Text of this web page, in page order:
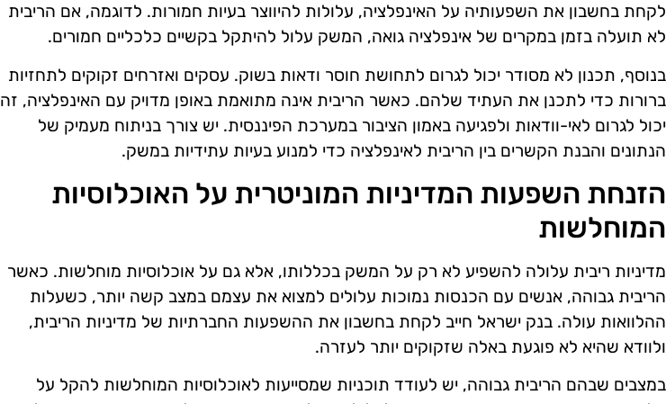
לקחת בחשבון את השפעותיה על האינפלציה, עלולות להיווצר בעיות חמורות. לדוגמה, אם הריבית
לא תועלה בזמן במקרים של אינפלציה גואה, המשק עלול להיתקל בקשיים כלכליים חמורים.
בנוסף, תכנון לא מסודר יכול לגרום לתחושת חוסר ודאות בשוק. עסקים ואזרחים זקוקים לתחזיות
ברורות כדי לתכנן את העתיד שלהם. כאשר הריבית אינה מתואמת באופן מדויק עם האינפלציה, זה
יכול לגרום לאי-וודאות ולפגיעה באמון הציבור במערכת הפיננסית. יש צורך בניתוח מעמיק של
הנתונים והבנת הקשרים בין הריבית לאינפלציה כדי למנוע בעיות עתידיות במשק.
הזנחת השפעות המדיניות המוניטרית על האוכלוסיות
המוחלשות
מדיניות ריבית עלולה להשפיע לא רק על המשק בכללותו, אלא גם על אוכלוסיות מוחלשות. כאשר
הריבית גבוהה, אנשים עם הכנסות נמוכות עלולים למצוא את עצמם במצב קשה יותר, כשעלות
ההלוואות עולה. בנק ישראל חייב לקחת בחשבון את ההשפעות החברתיות של מדיניות הריבית,
ולוודא שהיא לא פוגעת באלה שזקוקים יותר לעזרה.
במצבים שבהם הריבית גבוהה, יש לעודד תוכניות שמסייעות לאוכלוסיות המוחלשות להקל על